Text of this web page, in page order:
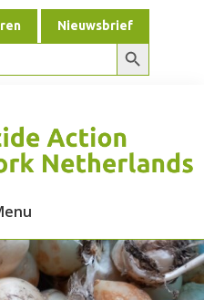
Nieuwsbrief
Zoekknop